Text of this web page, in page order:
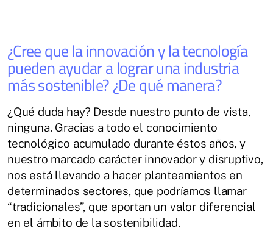
¿Cree que la innovación y la tecnología
pueden ayudar a lograr una industria
más sostenible? ¿De qué manera?
¿Qué duda hay? Desde nuestro punto de vista,
ninguna. Gracias a todo el conocimiento
tecnológico acumulado durante éstos años, y
nuestro marcado carácter innovador y disruptivo,
nos está llevando a hacer planteamientos en
determinados sectores, que podríamos llamar
“tradicionales”, que aportan un valor diferencial
en el ámbito de la sostenibilidad.